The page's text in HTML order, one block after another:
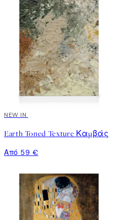
NEW IN
Earth Toned Texture Καμβάς
Από 59 €